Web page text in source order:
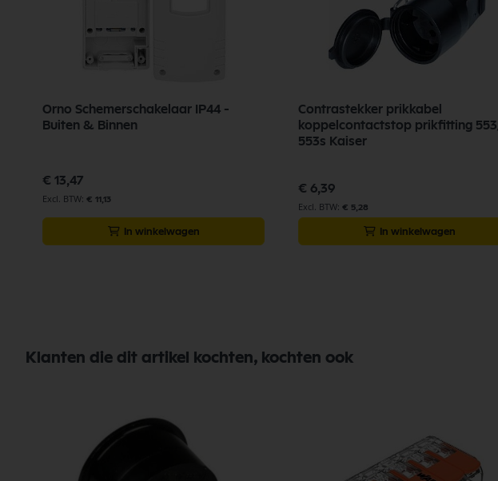
Orno Schemerschakelaar IP44 -
Buiten & Binnen
€ 13,47
€ 11,13
In winkelwagen
Contrastekker prikkabel
koppelcontactstop prikfitting
553s Kaiser
€ 6,39
€ 5,28
In winkelwagen
Klanten die dit artikel kochten, kochten ook